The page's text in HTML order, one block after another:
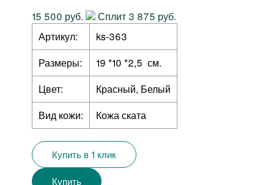
15 500 руб.
Сплит 3 875 руб.
Артикул:
ks-363
Размеры:
19 *10 *2,5 см.
Цвет:
Красный, Белый
Вид кожи:
Кожа ската
Купить в 1 клик
Купить